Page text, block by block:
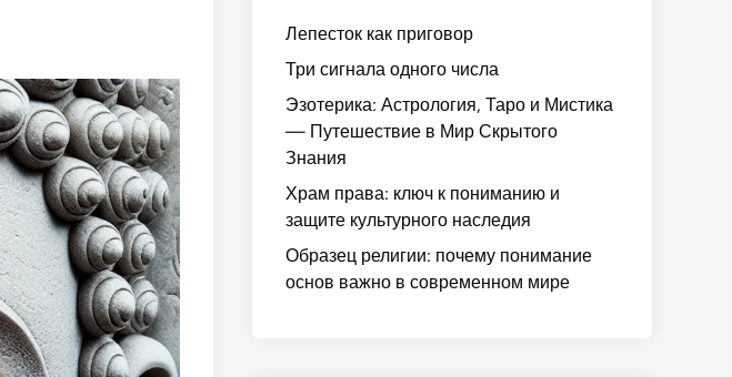
Лепесток как приговор
Три сигнала одного числа
Эзотерика: Астрология, Таро и Мистика
— Путешествие в Мир Скрытого
Знания
Храм права: ключ к пониманию и
защите культурного наследия
Образец религии: почему понимание
основ важно в современном мире